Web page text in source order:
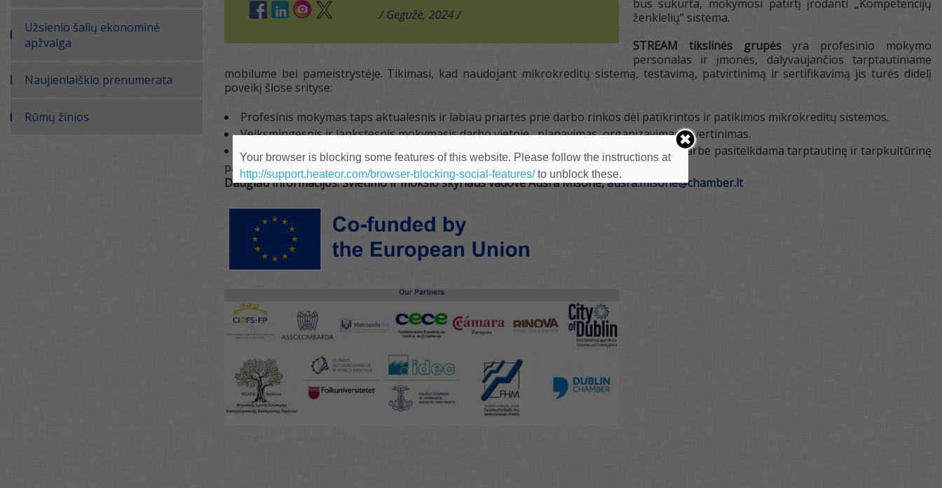
Užsienio šalių ekonominė
apžvalga
Naujienlaiškio prenumerata
Rūmų žinios
bus sukurta, mokymosi patirtį įrodanti „Kompetencijų
ženklelių“ sistema.
STREAM tikslinės grupėsyra profesinio mokymo
personalas ir įmonės, dalyvaujančios tarptautiniame
mobilume bei pameistrystėje. Tikimasi, kad naudojant mikrokreditų sistemą, testavimą, patvirtinimą ir sertifikavimą jis turės didelį
poveikį šiose srityse:
Profesinis mokymas taps aktualesnis ir labiau priartės prie darbo rinkos dėl patikrintos ir patikimos mikrokreditų sistemos.
Veiksmingesnis ir lankstesnis mokymasis darbo vietoje, planavimas, organizavimas ir vertinimas.
Europos profesinio mokymo bendruomenė geriau organizuos ir vykdys mokymąsi darbe pasitelkdama tarptautinę ir tarpkultūrinę
patirtį.
Daugiau informacijos: Švietimo ir mokslo skyriaus vadovė Aušra Misonė,ausra.misone@chamber.lt
Your browser is blocking some features of this website. Please follow the instructions at
http://support.heateor.com/browser-blocking-social-features/to unblock these.